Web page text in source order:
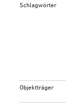
Schlagwörter
Objektträger